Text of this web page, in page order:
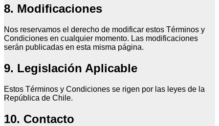
8. Modificaciones
Nos reservamos el derecho de modificar estos Términos y
Condiciones en cualquier momento. Las modificaciones
serán publicadas en esta misma página.
9. Legislación Aplicable
Estos Términos y Condiciones se rigen por las leyes de la
República de Chile.
10. Contacto